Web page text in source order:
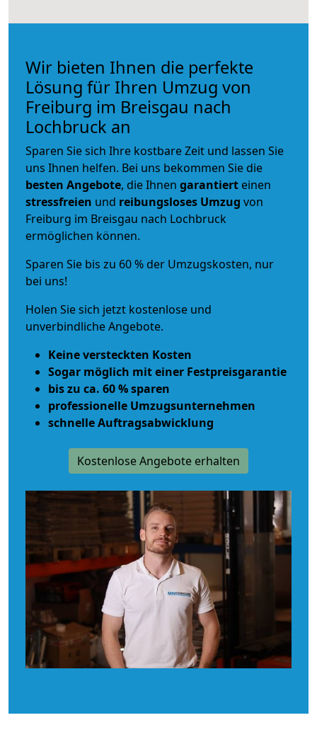
Wir bieten Ihnen die perfekte
Lösung für Ihren Umzug von
Freiburg im Breisgau nach
Lochbruck an
Sparen Sie sich Ihre kostbare Zeit und lassen Sie
uns Ihnen helfen. Bei uns bekommen Sie die
besten Angebote, die Ihnen garantiert einen
stressfreien und reibungsloses Umzug von
Freiburg im Breisgau nach Lochbruck
ermöglichen können.
Sparen Sie bis zu 60 % der Umzugskosten, nur
bei uns!
Holen Sie sich jetzt kostenlose und
unverbindliche Angebote.
Keine versteckten Kosten
Sogar möglich mit einer Festpreisgarantie
bis zu ca. 60 % sparen
professionelle Umzugsunternehmen
schnelle Auftragsabwicklung
Kostenlose Angebote erhalten